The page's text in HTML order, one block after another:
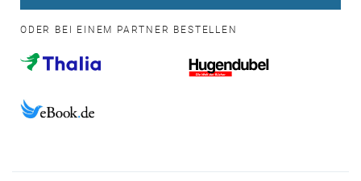
ODER BEI EINEM PARTNER BESTELLEN